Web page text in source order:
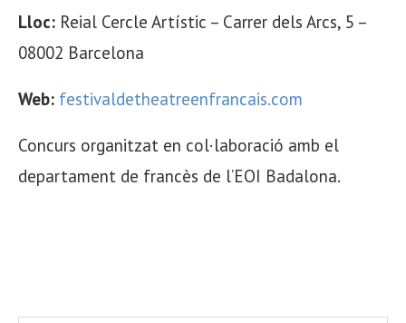
Lloc: Reial Cercle Artístic – Carrer dels Arcs, 5 –
08002 Barcelona
Web: festivaldetheatreenfrancais.com
Concurs organitzat en col·laboració amb el
departament de francès de l’EOI Badalona.